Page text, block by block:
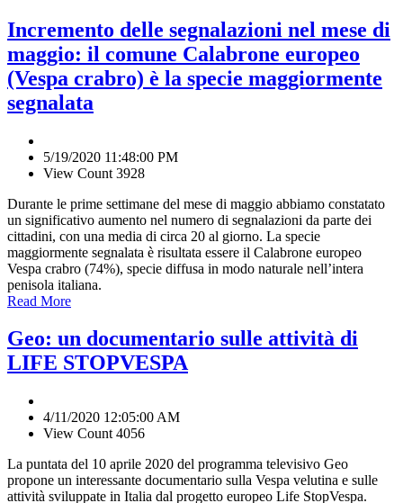
Incremento delle segnalazioni nel mese di
maggio: il comune Calabrone europeo
(Vespa crabro) è la specie maggiormente
segnalata
5/19/2020 11:48:00 PM
View Count 3928
Durante le prime settimane del mese di maggio abbiamo constatato
un significativo aumento nel numero di segnalazioni da parte dei
cittadini, con una media di circa 20 al giorno. La specie
maggiormente segnalata è risultata essere il Calabrone europeo
Vespa crabro (74%), specie diffusa in modo naturale nell’intera
penisola italiana.
Read More
Geo: un documentario sulle attività di
LIFE STOPVESPA
4/11/2020 12:05:00 AM
View Count 4056
La puntata del 10 aprile 2020 del programma televisivo Geo
propone un interessante documentario sulla Vespa velutina e sulle
attività sviluppate in Italia dal progetto europeo Life StopVespa.